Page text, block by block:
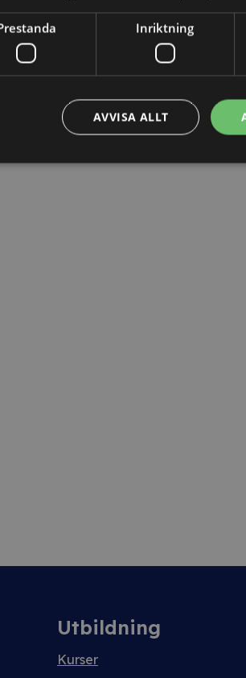
Utbildning
Kurser
Inriktning
AVVISA ALLT